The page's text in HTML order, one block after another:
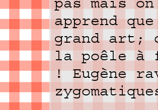
apprend
grand art;
la poêle à
! Eugène